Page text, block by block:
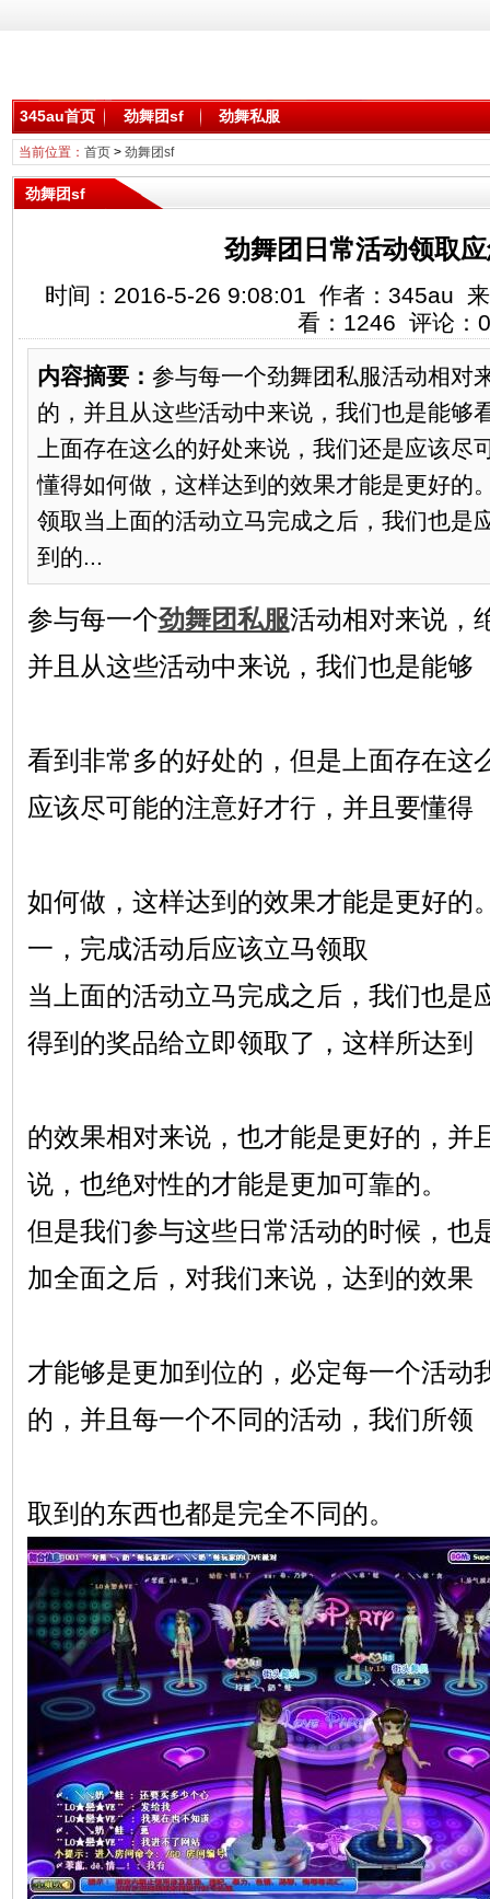
345au首页 劲舞团sf 劲舞私服
当前位置： 首页> 劲舞团sf
劲舞团sf
劲舞团日常活动领取
时间：2016-5-26 9:08:01 作者：345au
看： 1246 评论： 0
内容摘要： 参与每一个劲舞团私服活动相对
的，并且从这些活动中来说，我们也是能够
上面存在这么的好处来说，我们还是应该尽
懂得如何做，这样达到的效果才能是更好的
领取当上面的活动立马完成之后，我们也是
到的...
参与每一个劲舞团私服活动相对来说，
并且从这些活动中来说，我们也是能够
看到非常多的好处的，但是上面存在这
应该尽可能的注意好才行，并且要懂得
如何做，这样达到的效果才能是更好的
一，完成活动后应该立马领取
当上面的活动立马完成之后，我们也是
得到的奖品给立即领取了，这样所达到
的效果相对来说，也才能是更好的，并
说，也绝对性的才能是更加可靠的。
但是我们参与这些日常活动的时候，也
加全面之后，对我们来说，达到的效果
才能够是更加到位的，必定每一个活动
的，并且每一个不同的活动，我们所领
取到的东西也都是完全不同的。